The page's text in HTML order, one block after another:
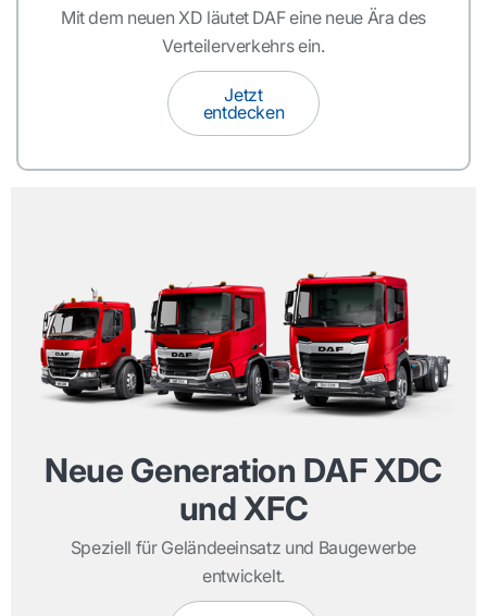
Mit dem neuen XD läutet DAF eine neue Ära des
Verteilerverkehrs ein.
Jetzt
entdecken
Neue Generation DAF XDC
und XFC
Speziell für Geländeeinsatz und Baugewerbe
entwickelt.